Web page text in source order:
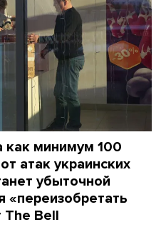
как минимум 100
атак украинских
убыточной
«переизобретать
The Bell